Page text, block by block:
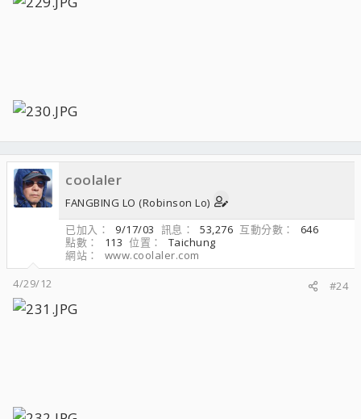
coolaler
FANGBING LO (Robinson Lo)
已加入
9/17/03 訊息 53,276 互動分數
646
點數
113 位置
Taichung
網站
www.coolaler.com
4/29/12
#24